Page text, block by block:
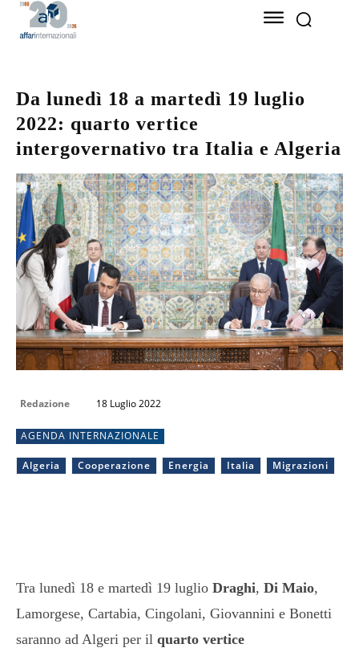
Da lunedì 18 a martedì 19 luglio
2022: quarto vertice
intergovernativo tra Italia e Algeria
Redazione 18 Luglio 2022
AGENDA INTERNAZIONALE
Algeria Cooperazione Energia Italia Migrazioni
Tra lunedì 18 e martedì 19 luglio Draghi, Di Maio,
Lamorgese, Cartabia, Cingolani, Giovannini e Bonetti
saranno ad Algeri per il quarto vertice